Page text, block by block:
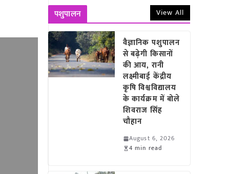
पशुपालन View All
वैज्ञानिक पशुपालन
से बढ़ेगी किसानों
की आय, रानी
लक्ष्मीबाई केंद्रीय
कृषि विश्वविद्यालय
के कार्यक्रम में बोले
शिवराज सिंह
चौहान
August 6, 2026
4 min read